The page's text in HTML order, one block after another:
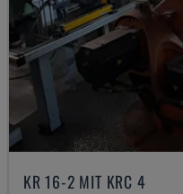
KR 16-2 MIT KRC 4